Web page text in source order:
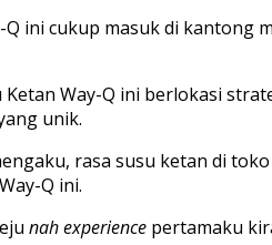
ini cukup masuk di kantong
Way-Q ini berlokasi
unik.
rasa susu ketan di
Q ini.
nahexperience pertamaku